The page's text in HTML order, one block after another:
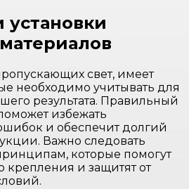
установки
свет, имеет
необходимо учитывать для
результата. Правильный
избежать
и обеспечит долгий
Важно следовать
которые помогут
крепления и защитят от